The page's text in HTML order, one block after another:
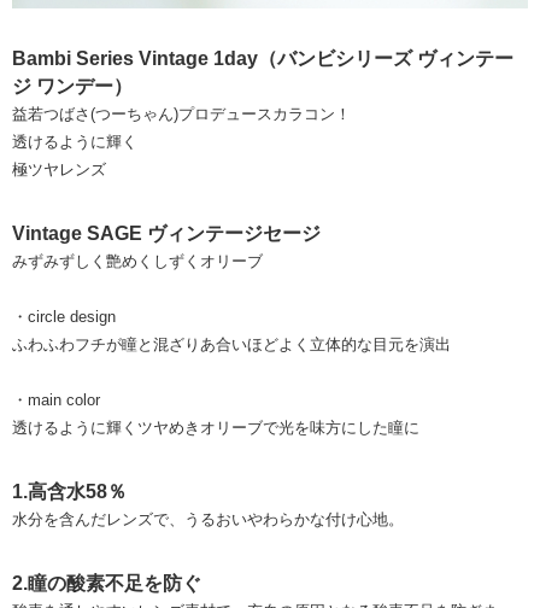
Bambi Series Vintage 1day（バンビシリーズ ヴィンテー
ジ ワンデー）
益若つばさ(つーちゃん)プロデュースカラコン！
透けるように輝く
極ツヤレンズ
Vintage SAGE ヴィンテージセージ
みずみずしく艶めくしずくオリーブ
・circle design
ふわふわフチが瞳と混ざりあ合いほどよく立体的な目元を演出
・main color
透けるように輝くツヤめきオリーブで光を味方にした瞳に
1.高含水58％
水分を含んだレンズで、うるおいやわらかな付け心地。
2.瞳の酸素不足を防ぐ